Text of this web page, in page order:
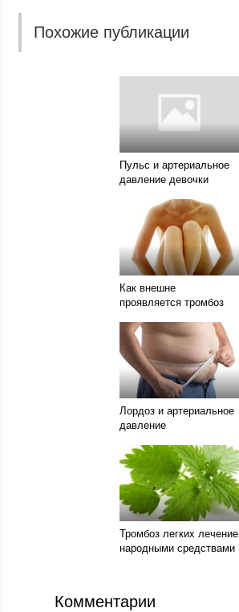
Похожие публикации
Пульс и артериальное
давление девочки
Как внешне
проявляется тромбоз
Лордоз и артериальное
давление
Тромбоз легких лечение
народными средствами
Комментарии